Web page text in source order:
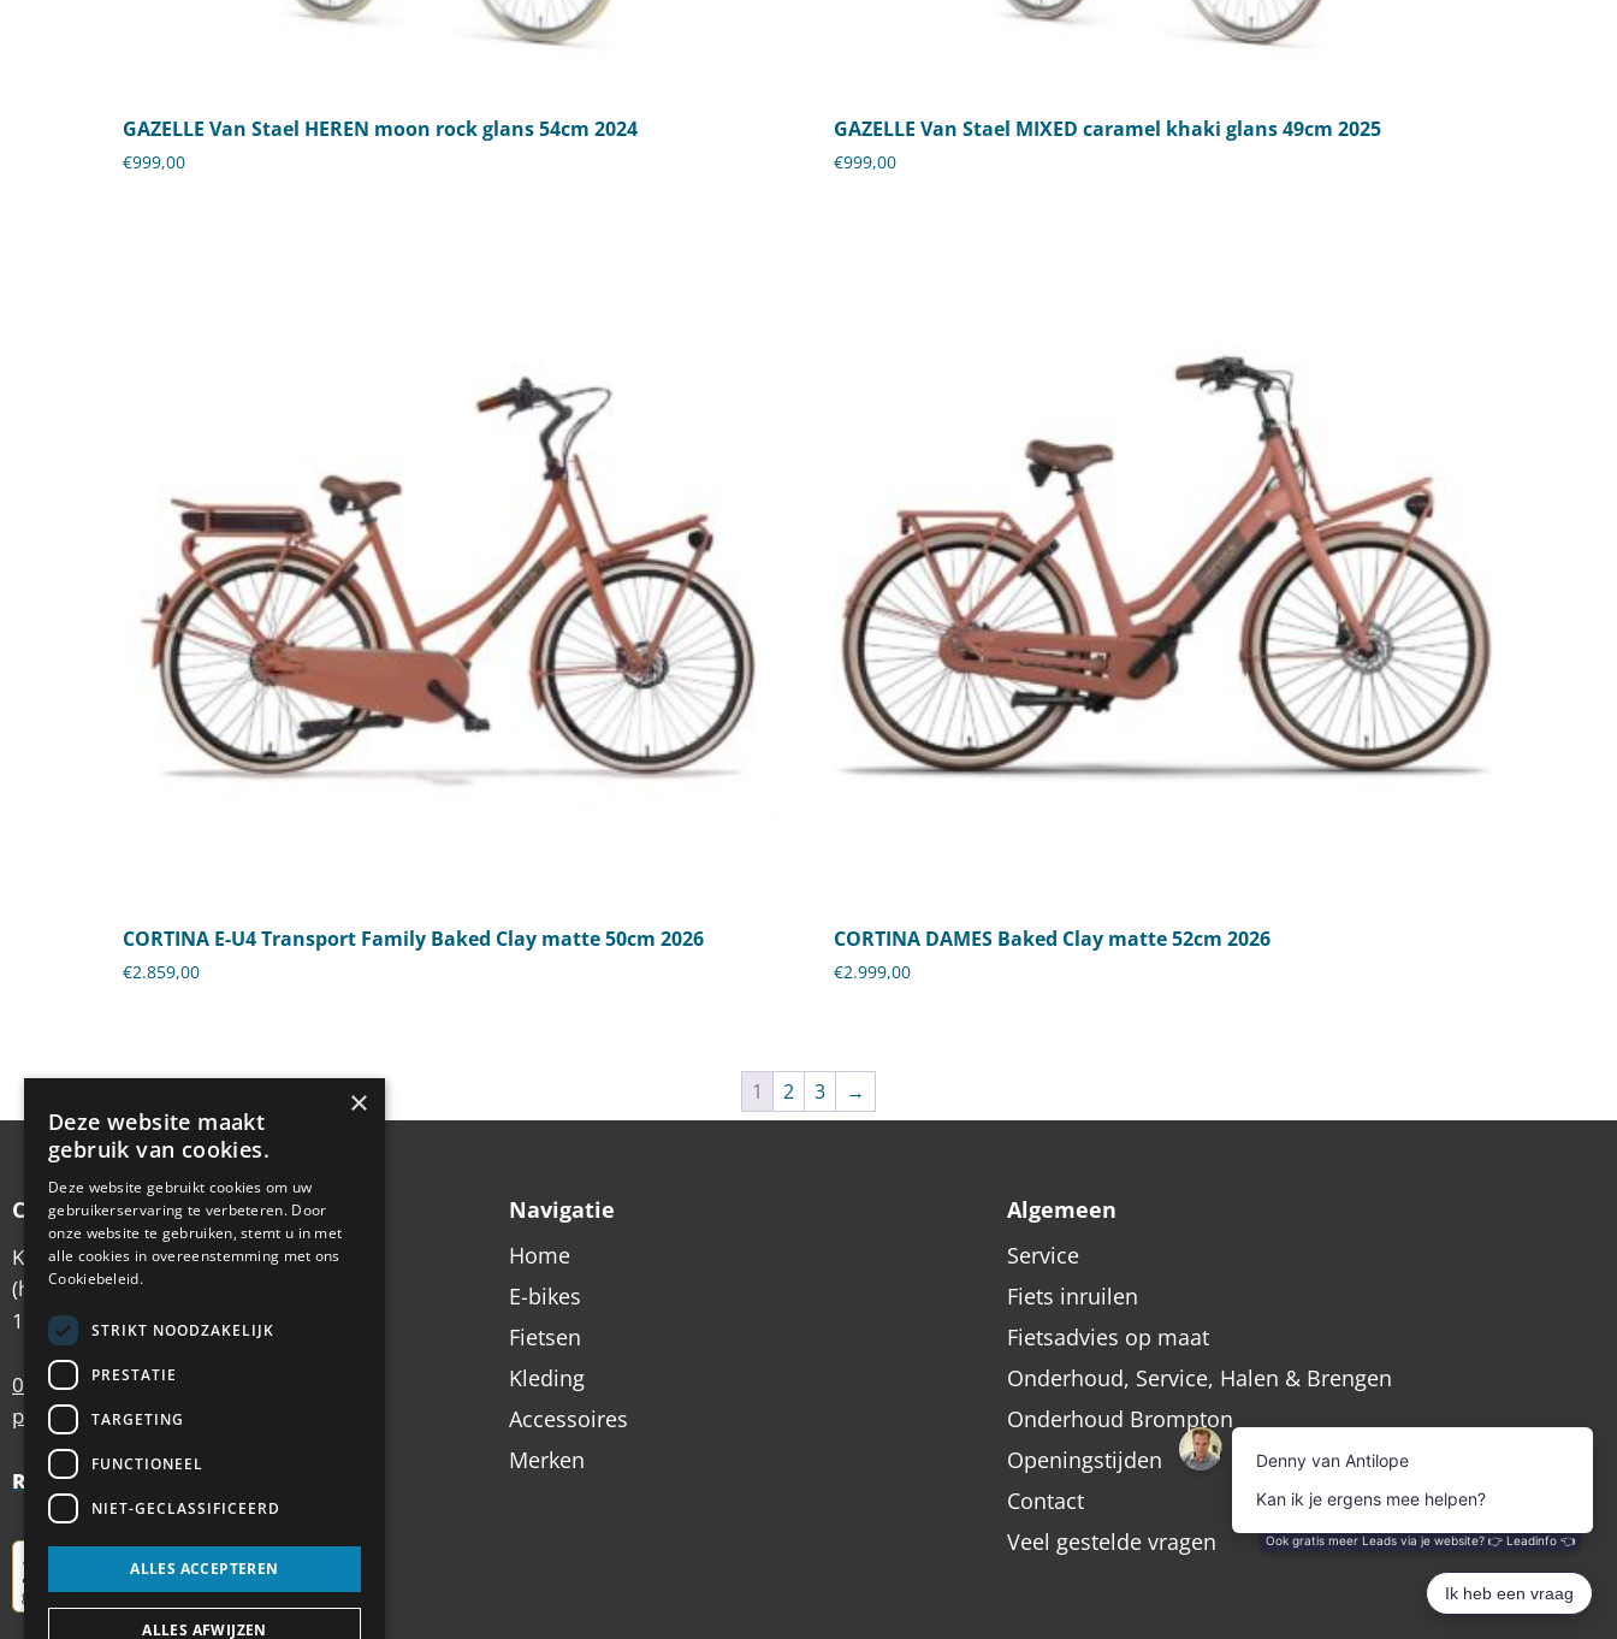
GAZELLE Van Stael HEREN moon rock glans 54cm 2024
€999,00
GAZELLE Van Stael MIXED caramel khaki glans 49cm 2025
€999,00
CORTINA E-U4 Transport Family Baked Clay matte 50cm 2026
€2.859,00
CORTINA DAMES Baked Clay matte 52cm 2026
€2.999,00
1 2 3 →
Contactgegevens
Koningsstraat 6
(hoek Emmastraat)
1213 AX Hilversum
035 – 62 49 102
postbus@antilope.nl
Review Policy
Navigatie
Home
E-bikes
Fietsen
Kleding
Accessoires
Merken
Algemeen
Service
Fiets inruilen
Fietsadvies op maat
Onderhoud, Service, Halen & Brengen
Onderhoud Brompton
Openingstijden
Contact
Veel gestelde vragen
×
Deze website maakt
gebruik van cookies.
Deze website gebruikt cookies om uw
gebruikerservaring te verbeteren. Door
onze website te gebruiken, stemt u in met
alle cookies in overeenstemming met ons
Cookiebeleid.
STRIKT NOODZAKELIJK
PRESTATIE
TARGETING
FUNCTIONEEL
NIET-GECLASSIFICEERD
ALLES ACCEPTEREN
ALLES AFWIJZEN